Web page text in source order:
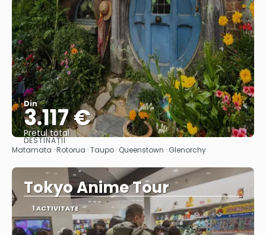
Din
3.117 €
Pretul total
Vedea
DESTINAȚII
Matamata · Rotorua · Taupo · Queenstown · Glenorchy
Tokyo Anime Tour
1 ACTIVITATE